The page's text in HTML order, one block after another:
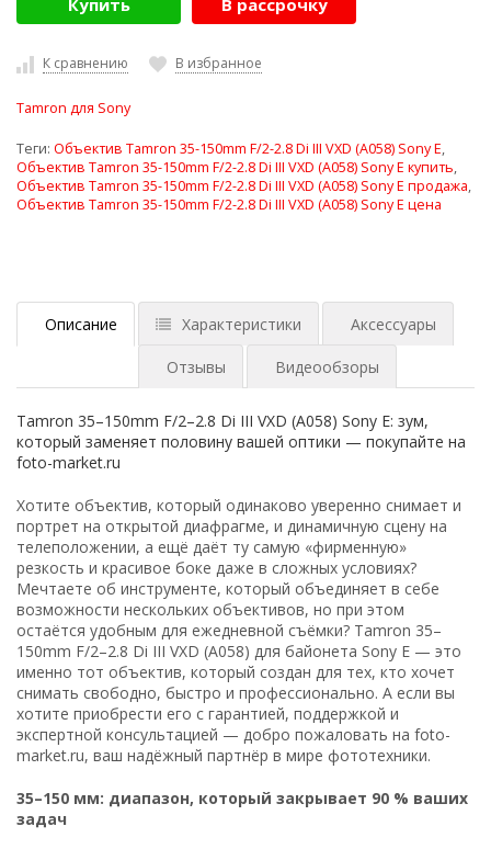
Купить В рассрочку
К сравнению В избранное
Tamron для Sony
Теги: Объектив Tamron 35-150mm F/2-2.8 Di III VXD (A058) Sony E,
Объектив Tamron 35-150mm F/2-2.8 Di III VXD (A058) Sony E купить,
Объектив Tamron 35-150mm F/2-2.8 Di III VXD (A058) Sony E продажа,
Объектив Tamron 35-150mm F/2-2.8 Di III VXD (A058) Sony E цена
Описание Характеристики Аксессуары
Отзывы Видеообзоры
Tamron 35–150mm F/2–2.8 Di III VXD (A058) Sony E: зум,
который заменяет половину вашей оптики — покупайте на
foto-market.ru
Хотите объектив, который одинаково уверенно снимает и
портрет на открытой диафрагме, и динамичную сцену на
телеположении, а ещё даёт ту самую «фирменную»
резкость и красивое боке даже в сложных условиях?
Мечтаете об инструменте, который объединяет в себе
возможности нескольких объективов, но при этом
остаётся удобным для ежедневной съёмки? Tamron 35–
150mm F/2–2.8 Di III VXD (A058) для байонета Sony E — это
именно тот объектив, который создан для тех, кто хочет
снимать свободно, быстро и профессионально. А если вы
хотите приобрести его с гарантией, поддержкой и
экспертной консультацией — добро пожаловать на foto-
market.ru, ваш надёжный партнёр в мире фототехники.
35–150 мм: диапазон, который закрывает 90 % ваших
задач